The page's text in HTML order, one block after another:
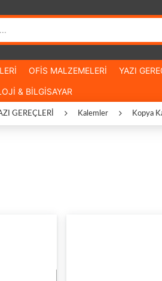
OFİS MALZEMELERİ YAZI
& BİLGİSAYAR
GEREÇLERİ Kalemler Kopya